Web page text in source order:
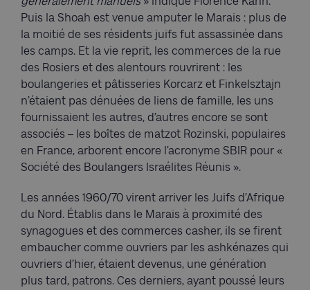
Puis la Shoah est venue amputer le Marais : plus de
la moitié de ses résidents juifs fut assassinée dans
les camps. Et la vie reprit, les commerces de la rue
des Rosiers et des alentours rouvrirent : les
boulangeries et pâtisseries Korcarz et Finkelsztajn
n’étaient pas dénuées de liens de famille, les uns
fournissaient les autres, d’autres encore se sont
associés – les boîtes de matzot Rozinski, populaires
en France, arborent encore l’acronyme SBIR pour «
Société des Boulangers Israélites Réunis ».
Les années 1960/70 virent arriver les Juifs d’Afrique
du Nord. Établis dans le Marais à proximité des
synagogues et des commerces casher, ils se firent
embaucher comme ouvriers par les ashkénazes qui
ouvriers d’hier, étaient devenus, une génération
plus tard, patrons. Ces derniers, ayant poussé leurs